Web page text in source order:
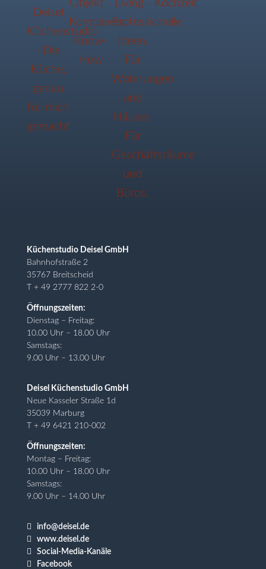
Küchenstudio Deisel GmbH
Bahnhofstraße 2
35767 Breitscheid
T + 49 2777 822 2-0
Öffnungszeiten:
Dienstag – Freitag:
10.00 Uhr – 18.00 Uhr
Samstags:
9.00 Uhr – 13.00 Uhr
Deisel Küchenstudio GmbH
Neue Kasseler Straße 1d
35039 Marburg
T + 49 6421 210-002
Öffnungszeiten:
Montag – Freitag:
10.00 Uhr – 18.00 Uhr
Samstags:
9.00 Uhr – 14.00 Uhr
 info@deisel.de
 www.deisel.de
 Social-Media-Kanäle
 Facebook